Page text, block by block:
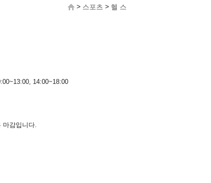
> 스포츠 > 헬 스
14:00~18:00
마감입니다.